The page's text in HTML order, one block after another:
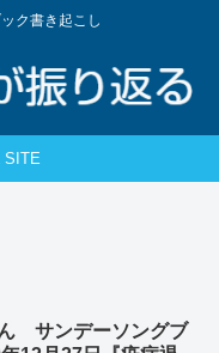
ク書き起こし
SITE
サンデーソングブ